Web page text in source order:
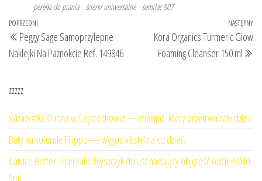
perełki do prania
ścierki uniwersalne semilac 807
Nawigacja
wpisu
Poprzedni
wpis
POPRZEDNI
Peggy Sage Samoprzylepne
Naklejki Na Paznokcie Ref. 149846
NASTĘPNY
Kora Organics Turmeric Glow
Foaming Cleanser 150 ml
zzzzz
Wizażystka ślubna w Częstochowie — makijaż, który przetrwa cały dzień
Buty na koturnie Filippo — wygoda i styl na co dzień
Catrice Better Than Fake błyszczyk do ust nadający objętość odcień 040
5ml